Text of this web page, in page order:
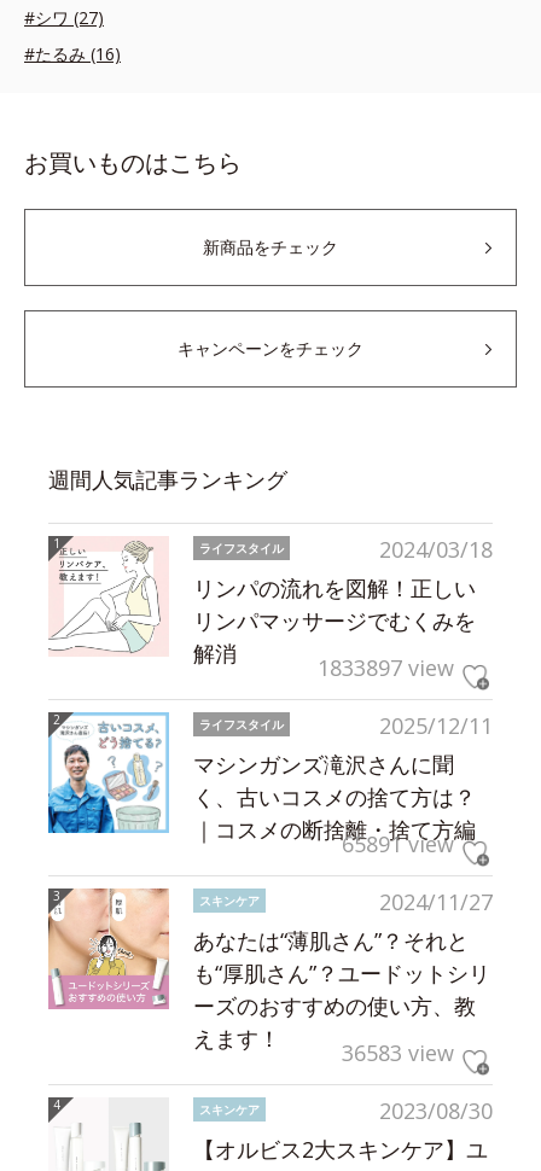
#シワ (27)
#たるみ (16)
お買いものはこちら
新商品をチェック
キャンペーンをチェック
週間人気記事ランキング
2024/03/18
ライフスタイル
リンパの流れを図解！正しい
リンパマッサージでむくみを
解消
1833897 view
2025/12/11
ライフスタイル
マシンガンズ滝沢さんに聞
く、古いコスメの捨て方は？
｜コスメの断捨離・捨て方編
65891 view
2024/11/27
スキンケア
あなたは“薄肌さん”？それと
も“厚肌さん”？ユードットシリ
ーズのおすすめの使い方、教
えます！
36583 view
2023/08/30
スキンケア
【オルビス2大スキンケア】ユ